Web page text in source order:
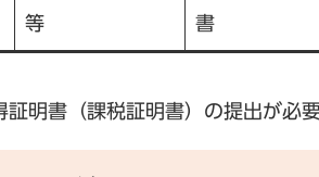
等
書
証明書（課税証明書）の提出が必